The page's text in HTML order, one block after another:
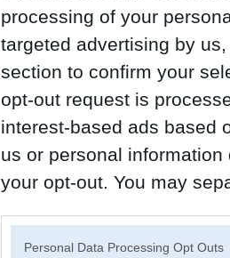
processing of your
targeted advertising by
section to confirm your
opt-out request is
interest-based ads based
us or personal
your opt-out. You may
Personal Data Processing Opt Outs